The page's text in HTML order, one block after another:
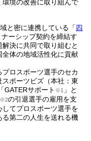
境の改善に取り組んで
と密に連携している「四
ナーシップ契約を締結す
決に共同で取り組むと
体の地域活性化に貢献
ロスポーツ選手のセカ
ポーツビズ（本社：東
GATERサポート ※1 」と
※2の引退選手の雇用を支
てプロスポーツ選手を
第二の人生を送れる機